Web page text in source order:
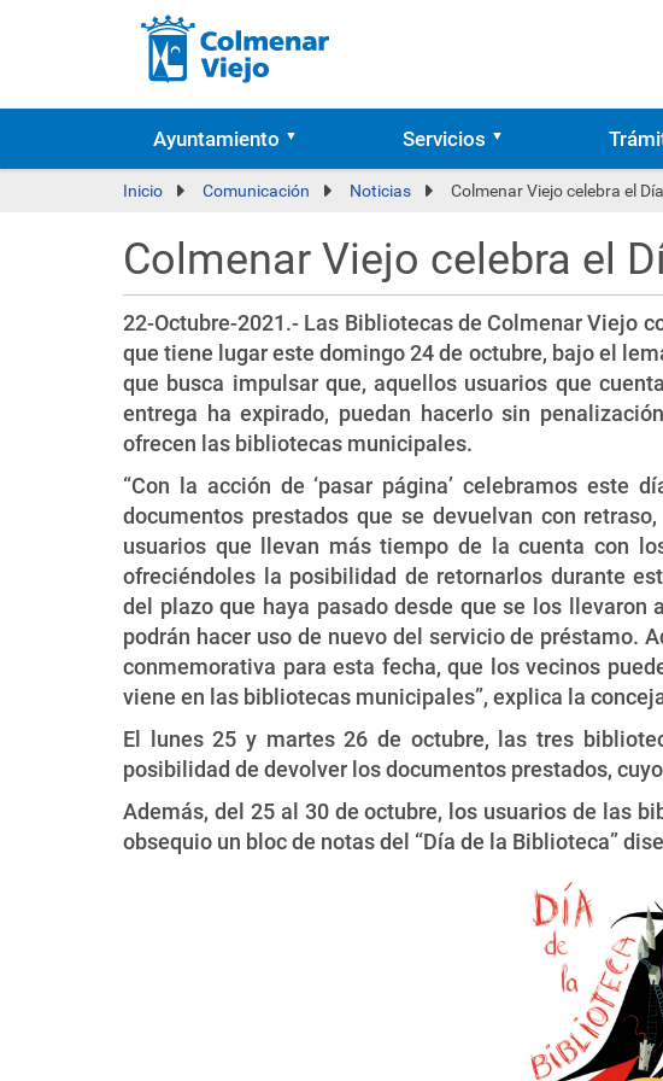
Ayuntamiento Servicios
Inicio Comunicación Noticias Colmenar Viejo celebra el
Colmenar Viejo celebra el
22-Octubre-2021.- Las Bibliotecas de Colmenar Viejo
que tiene lugar este domingo 24 de octubre, bajo el
que busca impulsar que, aquellos usuarios que
entrega ha expirado, puedan hacerlo sin
ofrecen las bibliotecas municipales.
“Con la acción de ‘pasar página’ celebramos este
documentos prestados que se devuelvan con
usuarios que llevan más tiempo de la cuenta con
ofreciéndoles la posibilidad de retornarlos durante
del plazo que haya pasado desde que se los llevaron
podrán hacer uso de nuevo del servicio de préstamo.
conmemorativa para esta fecha, que los vecinos
viene en las bibliotecas municipales”, explica la
El lunes 25 y martes 26 de octubre, las tres
posibilidad de devolver los documentos prestados,
Además, del 25 al 30 de octubre, los usuarios de las
obsequio un bloc de notas del “Día de la Biblioteca”